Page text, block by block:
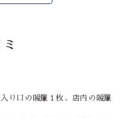
り口の暖簾１枚、店内の暖簾